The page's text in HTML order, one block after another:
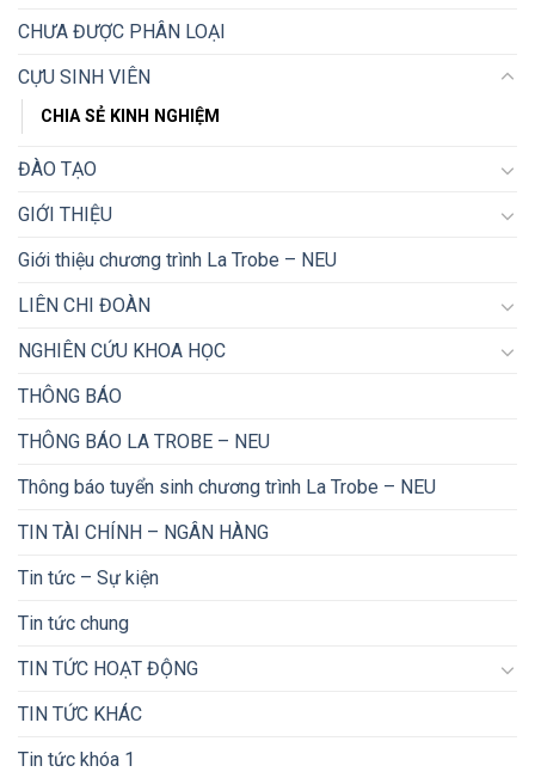
CHƯA ĐƯỢC PHÂN LOẠI
CỰU SINH VIÊN
CHIA SẺ KINH NGHIỆM
ĐÀO TẠO
GIỚI THIỆU
Giới thiệu chương trình La Trobe – NEU
LIÊN CHI ĐOÀN
NGHIÊN CỨU KHOA HỌC
THÔNG BÁO
THÔNG BÁO LA TROBE – NEU
Thông báo tuyển sinh chương trình La Trobe – NEU
TIN TÀI CHÍNH – NGÂN HÀNG
Tin tức – Sự kiện
Tin tức chung
TIN TỨC HOẠT ĐỘNG
TIN TỨC KHÁC
Tin tức khóa 1